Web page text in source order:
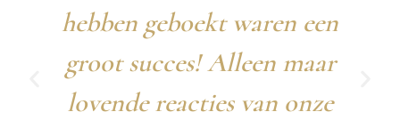
hebben geboekt waren een
groot succes! Alleen maar
lovende reacties van onze